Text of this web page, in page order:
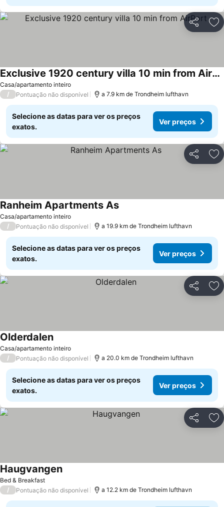
Partilhar
Casa/apartamento inteiro
Exclusive 1920 century villa 10 min from AirPort
/ Pontuação não disponível a 7.9 km de Trondheim lufthavn
Selecione as datas para ver os preços
exatos.
Ver preços
Partilhar
Casa/apartamento inteiro
Ranheim Apartments As
/ Pontuação não disponível a 19.9 km de Trondheim lufthavn
Selecione as datas para ver os preços
exatos.
Ver preços
Partilhar
Casa/apartamento inteiro
Olderdalen
/ Pontuação não disponível a 20.0 km de Trondheim lufthavn
Selecione as datas para ver os preços
exatos.
Ver preços
Partilhar
Bed & Breakfast
Haugvangen
/ Pontuação não disponível a 12.2 km de Trondheim lufthavn